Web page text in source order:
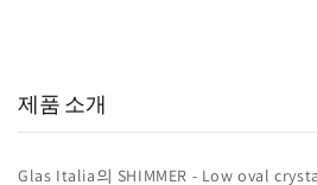
제품 소개
Glas Italia의 SHIMMER - Low oval